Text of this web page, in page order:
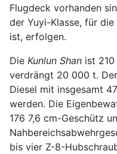
Flugdeck vorhanden
der Yuyi-Klasse, für
ist, erfolgen.
Die Kunlun Shan ist
verdrängt 20 000 t.
Diesel mit insgesamt
werden. Die
176 7,6 cm-Geschütz
bis vier Z-8-